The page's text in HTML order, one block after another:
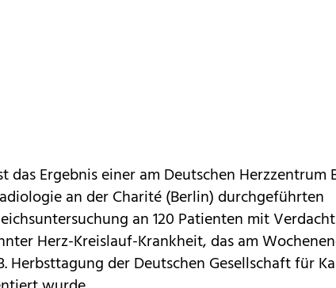
das Ergebnis einer am Deutschen Herzzentrum
an der Charité (Berlin) durchgeführten
an 120 Patienten mit
Herz-Kreislauf-Krankheit, das am
Herbsttagung der Deutschen Gesellschaft für